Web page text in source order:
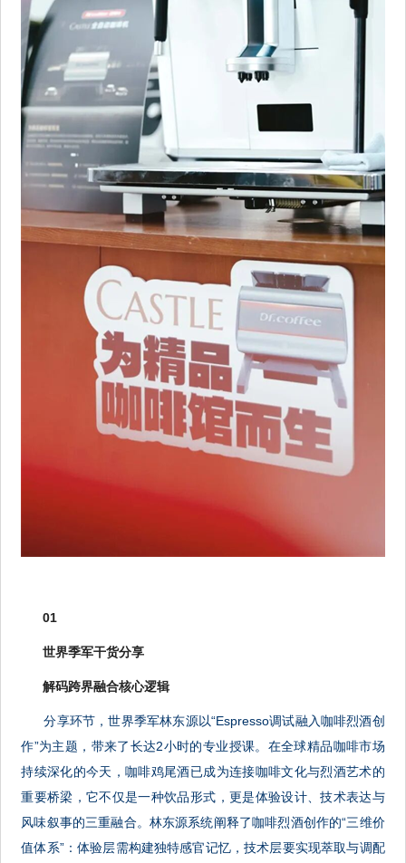
01
世界季军干货分享
解码跨界融合核心逻辑
分享环节，世界季军林东源以“Espresso调试融入咖啡烈酒创
作”为主题，带来了长达2小时的专业授课。在全球精品咖啡市场
持续深化的今天，咖啡鸡尾酒已成为连接咖啡文化与烈酒艺术的
重要桥梁，它不仅是一种饮品形式，更是体验设计、技术表达与
风味叙事的三重融合。林东源系统阐释了咖啡烈酒创作的“三维价
值体系”：体验层需构建独特感官记忆，技术层要实现萃取与调配